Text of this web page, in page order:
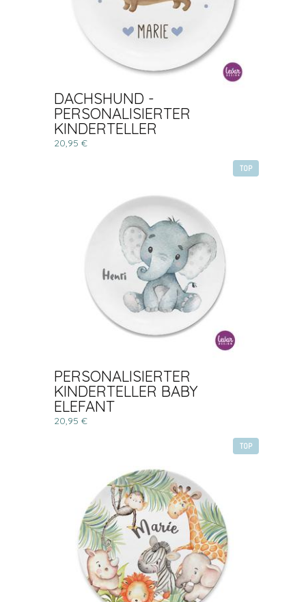
DACHSHUND -
PERSONALISIERTER
KINDERTELLER
20,95 €
TOP
PERSONALISIERTER
KINDERTELLER BABY
ELEFANT
20,95 €
TOP